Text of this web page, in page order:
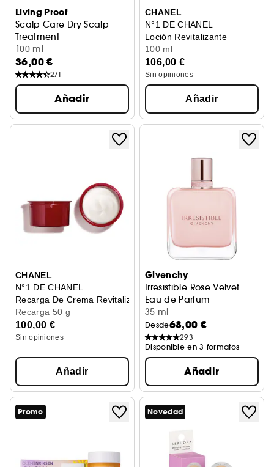
Living Proof
Scalp Care Dry Scalp
Treatment
Tratamiento para el cuero cabelludo
100 ml
36,00 €
271
Añadir
CHANEL
N°1 DE CHANEL
Loción Revitalizante
100 ml
106,00 €
Sin opiniones
Añadir
CHANEL
N°1 DE CHANEL
Recarga De Crema Revitalizante
Recarga 50 g
100,00 €
Sin opiniones
Añadir
Givenchy
Irresistible Rose Velvet
Eau de Parfum
35 ml
Desde68,00 €
293
Disponible en 3 formatos
Añadir
Promo Novedad